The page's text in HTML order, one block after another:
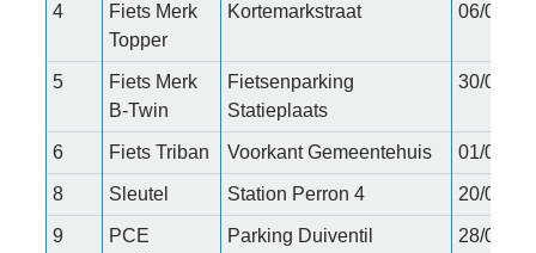
4
Fiets Merk
Topper
Kortemarkstraat 06/06/
5
Fiets Merk
B-Twin
Fietsenparking
Statieplaats
30/04/
6 Fiets Triban Voorkant Gemeentehuis 01/06/
8 Sleutel Station Perron 4 20/06/
9
PCE
Parking Duiventil 28/06/